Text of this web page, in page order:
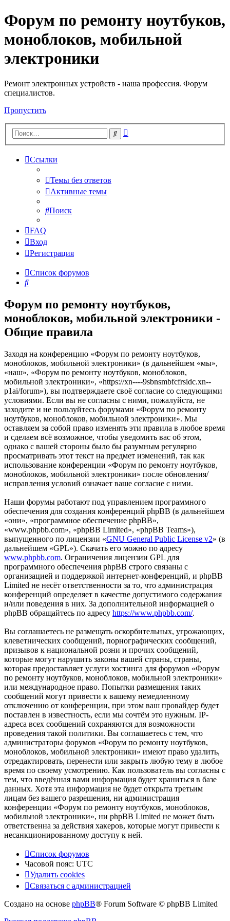
Регистрация
Форум по ремонту ноутбуков,
моноблоков, мобильной
электроники
Ремонт электронных устройств - наша профессия. Форум
специалистов.
Пропустить
Поиск
Ссылки
Темы без ответов
Активные темы
Поиск
FAQ
Вход
Регистрация
Список форумов
Поиск
Форум по ремонту ноутбуков,
моноблоков, мобильной электроники -
Общие правила
Заходя на конференцию «Форум по ремонту ноутбуков,
моноблоков, мобильной электроники» (в дальнейшем «мы»,
«наш», «Форум по ремонту ноутбуков, моноблоков,
мобильной электроники», «https://xn----9sbnsmbfcfrsidc.xn--
p1ai/forum»), вы подтверждаете своё согласие со следующими
условиями. Если вы не согласны с ними, пожалуйста, не
заходите и не пользуйтесь форумами «Форум по ремонту
ноутбуков, моноблоков, мобильной электроники». Мы
оставляем за собой право изменять эти правила в любое время
и сделаем всё возможное, чтобы уведомить вас об этом,
однако с вашей стороны было бы разумным регулярно
просматривать этот текст на предмет изменений, так как
использование конференции «Форум по ремонту ноутбуков,
моноблоков, мобильной электроники» после обновления/
исправления условий означает ваше согласие с ними.
Наши форумы работают под управлением программного
обеспечения для создания конференций phpBB (в дальнейшем
«они», «программное обеспечение phpBB»,
«www.phpbb.com», «phpBB Limited», «phpBB Teams»),
выпущенного по лицензии «GNU General Public License v2» (в
дальнейшем «GPL»). Скачать его можно по адресу
www.phpbb.com. Ограничения лицензии GPL для
программного обеспечения phpBB строго связаны с
организацией и поддержкой интернет-конференций, и phpBB
Limited не несёт ответственности за то, что администрация
конференций определяет в качестве допустимого содержания
и/или поведения в них. За дополнительной информацией о
phpBB обращайтесь по адресу https://www.phpbb.com/.
Вы соглашаетесь не размещать оскорбительных, угрожающих,
клеветнических сообщений, порнографических сообщений,
призывов к национальной розни и прочих сообщений,
которые могут нарушить законы вашей страны, страны,
которая предоставляет услуги хостинга для форумов «Форум
по ремонту ноутбуков, моноблоков, мобильной электроники»
или международное право. Попытки размещения таких
сообщений могут привести к вашему немедленному
отключению от конференции, при этом ваш провайдер будет
поставлен в известность, если мы сочтём это нужным. IP-
адреса всех сообщений сохраняются для возможности
проведения такой политики. Вы соглашаетесь с тем, что
администраторы форумов «Форум по ремонту ноутбуков,
моноблоков, мобильной электроники» имеют право удалить,
отредактировать, перенести или закрыть любую тему в любое
время по своему усмотрению. Как пользователь вы согласны с
тем, что введённая вами информация будет храниться в базе
данных. Хотя эта информация не будет открыта третьим
лицам без вашего разрешения, ни администрация
конференции «Форум по ремонту ноутбуков, моноблоков,
мобильной электроники», ни phpBB Limited не может быть
ответственна за действия хакеров, которые могут привести к
несанкционированному доступу к ней.
Список форумов
Часовой пояс: UTC
Удалить cookies
Связаться
администрацией
Связаться с администрацией
Создано на основе phpBB® Forum Software © phpBB Limited